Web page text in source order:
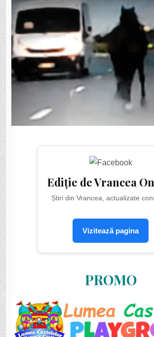
Ediție de Vrancea
Știri din Vrancea, actualizate
Vizitează pagina
PROMO